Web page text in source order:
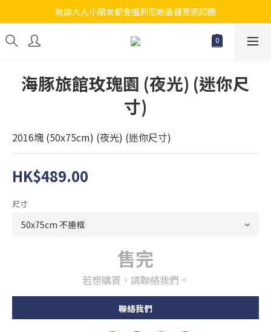
江帆天楊砌圖
無論大人小朋友都會搵到佢哋最鐘意既砌圖
江帆天楊砌圖
海豚旅館玫瑰園 (夜光) (迷你尺
寸)
2016塊 (50x75cm) (夜光) (迷你尺寸)
HK$489.00
尺寸
售完
若想購買，請聯絡我們。
聯絡我們